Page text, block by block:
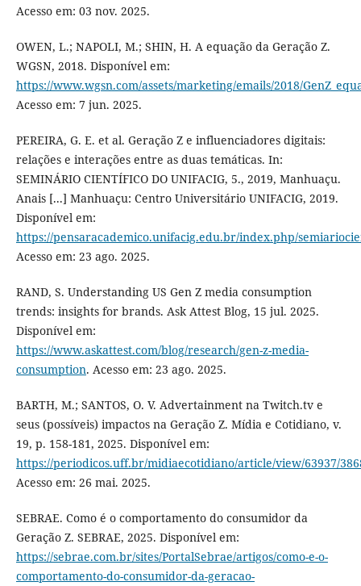
Acesso em: 03 nov. 2025.
OWEN, L.; NAPOLI, M.; SHIN, H. A equação da Geração Z.
WGSN, 2018. Disponível em:
https://www.wgsn.com/assets/marketing/emails/2018/
Acesso em: 7 jun. 2025.
PEREIRA, G. E. et al. Geração Z e influenciadores digitais:
relações e interações entre as duas temáticas. In:
SEMINÁRIO CIENTÍFICO DO UNIFACIG, 5., 2019, Manhuaçu.
Anais [...] Manhuaçu: Centro Universitário UNIFACIG, 2019.
Disponível em:
https://pensaracademico.unifacig.edu.br/index.php/
Acesso em: 23 ago. 2025.
RAND, S. Understanding US Gen Z media consumption
trends: insights for brands. Ask Attest Blog, 15 jul. 2025.
Disponível em:
https://www.askattest.com/blog/research/gen-z-media-
consumption. Acesso em: 23 ago. 2025.
BARTH, M.; SANTOS, O. V. Advertainment na Twitch.tv e
seus (possíveis) impactos na Geração Z. Mídia e Cotidiano, v.
19, p. 158-181, 2025. Disponível em:
https://periodicos.uff.br/midiaecotidiano/article/view/63937/
Acesso em: 26 mai. 2025.
SEBRAE. Como é o comportamento do consumidor da
Geração Z. SEBRAE, 2025. Disponível em:
https://sebrae.com.br/sites/PortalSebrae/artigos/como-e-o-
comportamento-do-consumidor-da-geracao-